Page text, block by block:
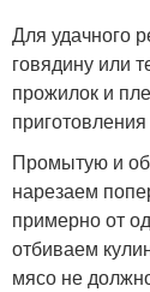
Для удачного
говядину или
прожилок и
Промытую и
нарезаем
примерно от
отбиваем
мясо не